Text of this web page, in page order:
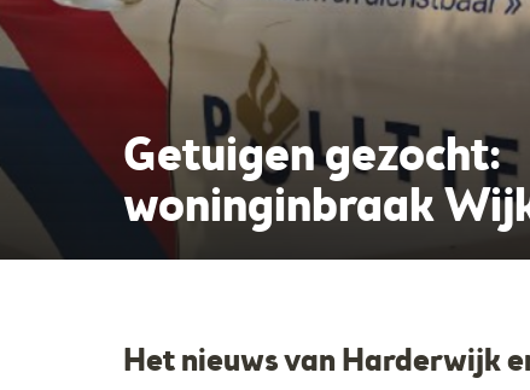
Getuigen gezocht:
woninginbraak
De
Het nieuws van Harderwijk